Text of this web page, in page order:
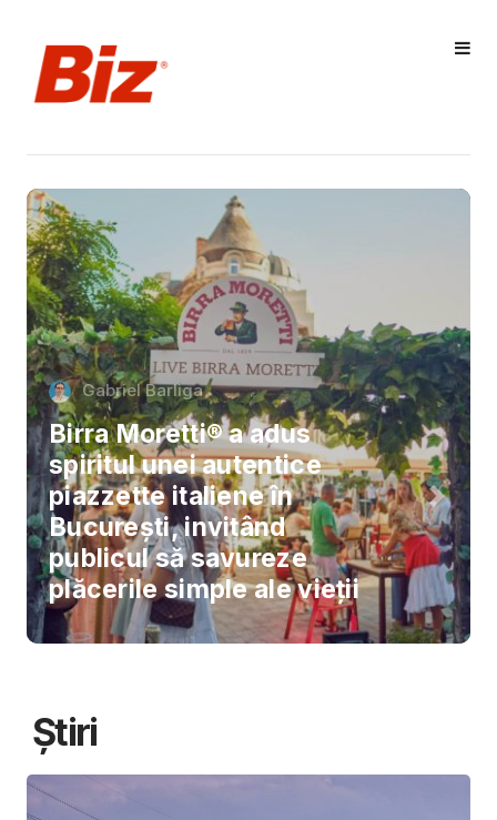
Gabriel Barliga
Birra Moretti® a adus
spiritul unei autentice
piazzette italiene în
București, invitând
publicul să savureze
plăcerile simple ale vieții
Știri